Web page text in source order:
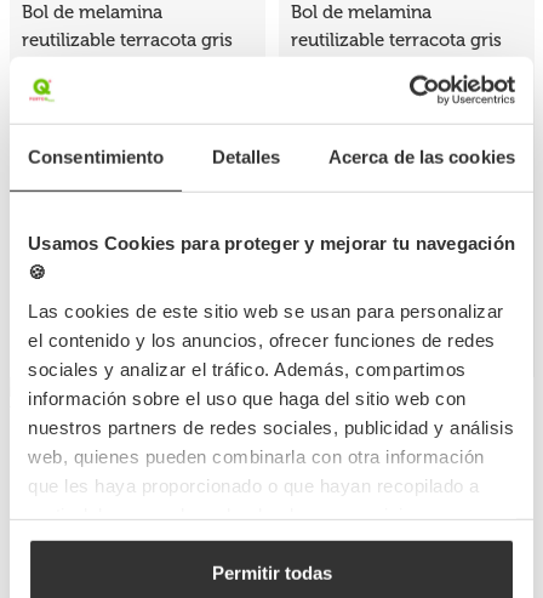
Consentimiento Detalles Acerca de las cookies
Usamos Cookies para proteger y mejorar tu navegación
🍪
Las cookies de este sitio web se usan para personalizar
el contenido y los anuncios, ofrecer funciones de redes
sociales y analizar el tráfico. Además, compartimos
información sobre el uso que haga del sitio web con
nuestros partners de redes sociales, publicidad y análisis
web, quienes pueden combinarla con otra información
que les haya proporcionado o que hayan recopilado a
Permitir todas
Bol de melamina
reutilizable terracota gris
Referencia MELA271TG
301,53 €
7,538 €/Unidad
Pocas unidades
Bol de melamina
reutilizable terracota gris
ReferenciaMELA274TG
Medidas 8,8 x 6,1 x 2,5cm
(Con IVA)
/Unidad
Pocas unidades
Bol de melamina
reutilizable terracota gris
Bol de melamina
reutilizable terracota gris
Medidas